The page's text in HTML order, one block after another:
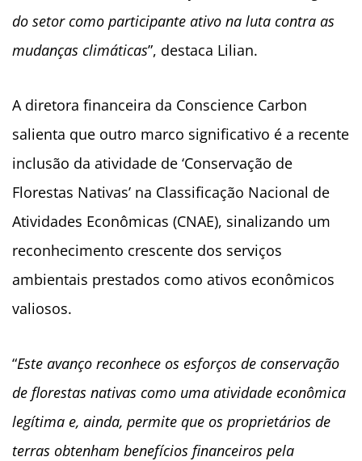
do setor como participante ativo na luta contra as
mudanças climáticas”, destaca Lilian.
A diretora financeira da Conscience Carbon
salienta que outro marco significativo é a recente
inclusão da atividade de ‘Conservação de
Florestas Nativas’ na Classificação Nacional de
Atividades Econômicas (CNAE), sinalizando um
reconhecimento crescente dos serviços
ambientais prestados como ativos econômicos
valiosos.
“Este avanço reconhece os esforços de conservação
de florestas nativas como uma atividade econômica
legítima e, ainda, permite que os proprietários de
terras obtenham benefícios financeiros pela